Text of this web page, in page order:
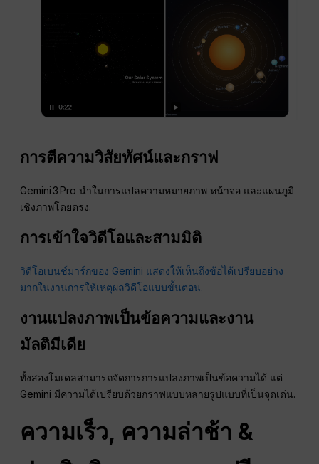
การตีความวิสัยทัศน์และกราฟ
Gemini 3 Pro นำในการแปลความหมายภาพ หน้าจอ และแผนภูมิ
เชิงภาพโดยตรง.
การเข้าใจวิดีโอและสามมิติ
วิดีโอเบนช์มาร์กของ Gemini แสดงให้เห็นถึงข้อได้เปรียบอย่าง
มากในงานการให้เหตุผลวิดีโอแบบขั้นตอน.
งานแปลงภาพเป็นข้อความและงาน
มัลติมีเดีย
ทั้งสองโมเดลสามารถจัดการการแปลงภาพเป็นข้อความได้ แต่
Gemini มีความได้เปรียบด้วยกราฟแบบหลายรูปแบบที่เป็นจุดเด่น.
ความเร็ว, ความล่าช้า &